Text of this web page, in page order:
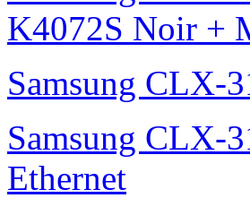
K4072S Noir +
Samsung CLX-
Samsung CLX-
Ethernet